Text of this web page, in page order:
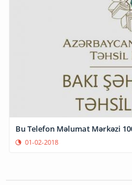
Bu Telefon Məlumat Mərkəzi
01-02-2018